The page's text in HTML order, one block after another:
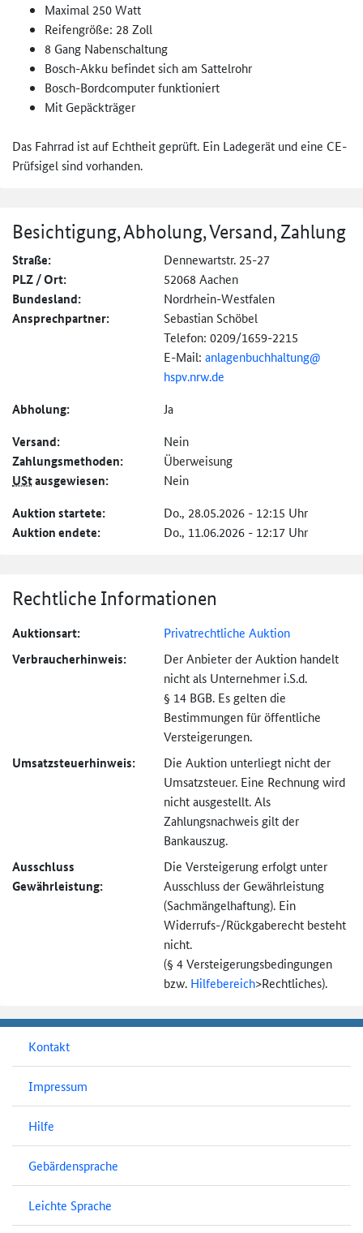
Maximal 250 Watt
Reifengröße: 28 Zoll
8 Gang Nabenschaltung
Bosch-Akku befindet sich am Sattelrohr
Bosch-Bordcomputer funktioniert
Mit Gepäckträger
Das Fahrrad ist auf Echtheit geprüft. Ein Ladegerät und eine CE-
Prüfsigel sind vorhanden.
Besichtigung, Abholung, Versand, Zahlung
Straße: Dennewartstr. 25-27
PLZ / Ort: 52068 Aachen
Bundesland: Nordrhein-Westfalen
Ansprechpartner:
Sebastian Schöbel
Telefon: 0209/1659-2215
E-Mail: anlagenbuchhaltung@
hspv.nrw.de
Abholung: Ja
Versand: Nein
Zahlungs­methoden: Überweisung
UStausgewiesen: Nein
Auktion startete: Do., 28.05.2026 - 12:15 Uhr
Auktion endete: Do., 11.06.2026 - 12:17 Uhr
Rechtliche Informationen
Auktionsart: Privatrechtliche Auktion
Verbraucher­hinweis:
Der Anbieter der Auktion handelt
nicht als Unternehmer i.S.d.
§ 14 BGB. Es gelten die
Bestimmungen für öffentliche
Versteigerungen.
Umsatzsteuer­hinweis:
Die Auktion unterliegt nicht der
Umsatzsteuer. Eine Rechnung wird
nicht ausgestellt. Als
Zahlungsnachweis gilt der
Bankauszug.
Ausschluss
Gewährleistung:
Die Versteigerung erfolgt unter
Ausschluss der Gewährleistung
(Sachmängel­haftung). Ein
Widerrufs-/Rückgaberecht besteht
nicht.
(§ 4 Versteigerungs­bedingungen
bzw. Hilfebereich>Rechtliches).
Kontakt
Impressum
Hilfe
Gebärdensprache
Leichte Sprache